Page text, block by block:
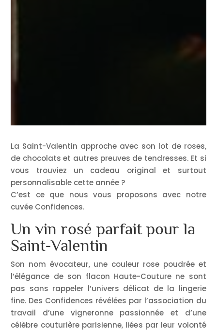
La Saint-Valentin approche avec son lot de roses,
de chocolats et autres preuves de tendresses. Et si
vous trouviez un cadeau original et surtout
personnalisable cette année ?
C’est ce que nous vous proposons avec notre
cuvée Confidences.
Un vin rosé parfait pour la
Saint-Valentin
Son nom évocateur, une couleur rose poudrée et
l’élégance de son flacon Haute-Couture ne sont
pas sans rappeler l’univers délicat de la lingerie
fine. Des Confidences révélées par l’association du
travail d’une vigneronne passionnée et d’une
célèbre couturière parisienne, liées par leur volonté